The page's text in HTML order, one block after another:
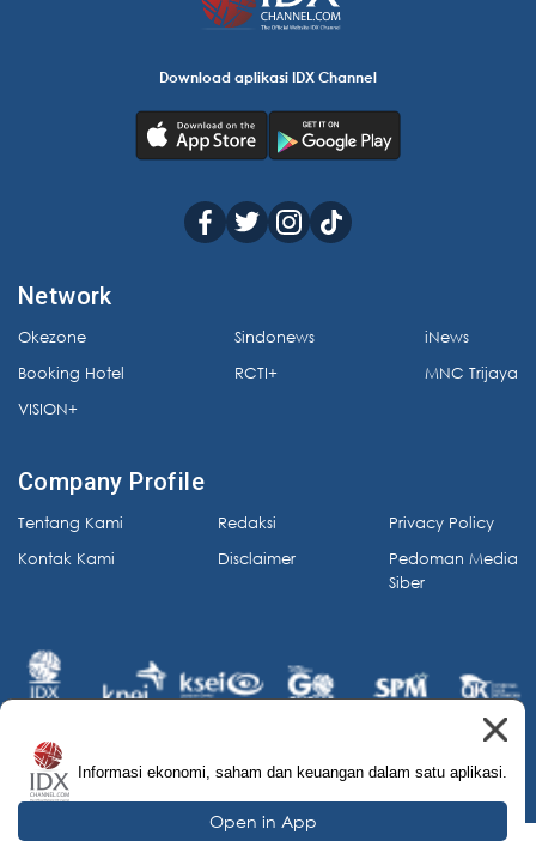
Download aplikasi IDX Channel
Network
Okezone
Booking Hotel
VISION+
Sindonews
RCTI+
iNews
MNC Trijaya
Company Profile
Tentang Kami
Kontak Kami
Redaksi
Disclaimer
Privacy Policy
Pedoman Media
Siber
© 2026 IDX Channel. All Rights Reserved.
Informasi ekonomi, saham dan keuangan dalam satu aplikasi.
Open in App